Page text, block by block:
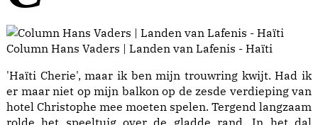
Column Hans Vaders | Landen van Lafenis - Haïti
'Haïti Cherie', maar ik ben mijn trouwring kwijt. Had ik
er maar niet op mijn balkon op de zesde verdieping van
hotel Christophe mee moeten spelen. Tergend langzaam